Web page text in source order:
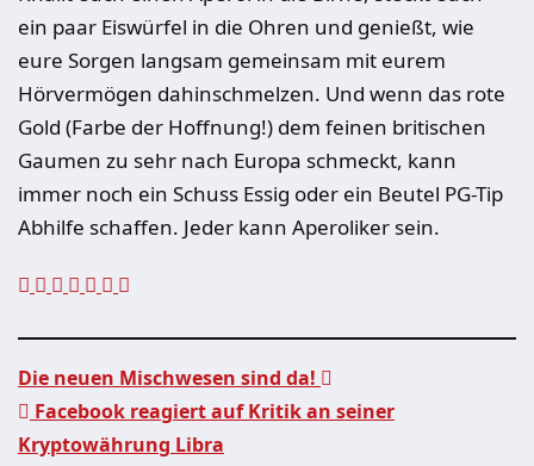
ein paar Eiswürfel in die Ohren und genießt, wie
eure Sorgen langsam gemeinsam mit eurem
Hörvermögen dahinschmelzen. Und wenn das rote
Gold (Farbe der Hoffnung!) dem feinen britischen
Gaumen zu sehr nach Europa schmeckt, kann
immer noch ein Schuss Essig oder ein Beutel PG-Tip
Abhilfe schaffen. Jeder kann Aperoliker sein.
Beitragsnavigation
Die neuen Mischwesen sind da!
Facebook reagiert auf Kritik an seiner
Kryptowährung Libra